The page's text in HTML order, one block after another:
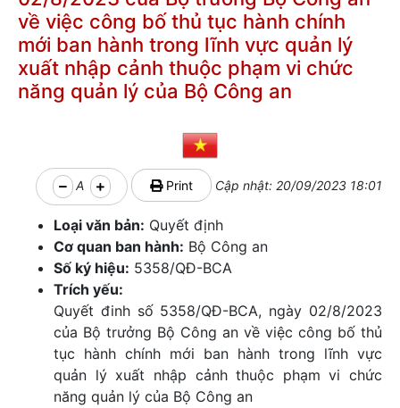
về việc công bố thủ tục hành chính
mới ban hành trong lĩnh vực quản lý
xuất nhập cảnh thuộc phạm vi chức
năng quản lý của Bộ Công an
A Print Cập nhật: 20/09/2023 18:01
Loại văn bản: Quyết định
Cơ quan ban hành: Bộ Công an
Số ký hiệu: 5358/QĐ-BCA
Trích yếu:
Quyết đinh số 5358/QĐ-BCA, ngày 02/8/2023
của Bộ trưởng Bộ Công an về việc công bố thủ
tục hành chính mới ban hành trong lĩnh vực
quản lý xuất nhập cảnh thuộc phạm vi chức
năng quản lý của Bộ Công an